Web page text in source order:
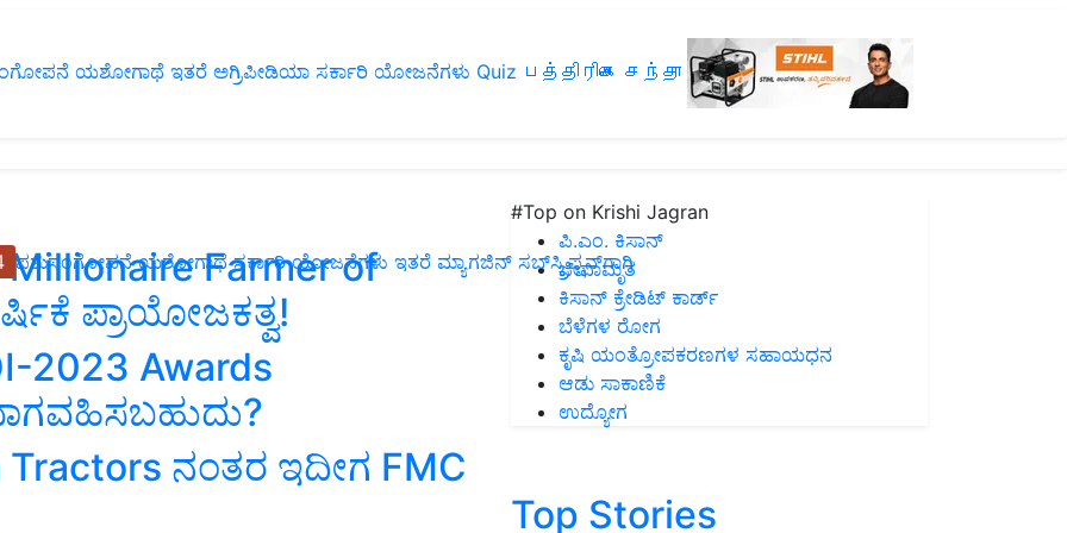
ಯಶೋಗಾಥೆ ಇತರೆ ಅಗ್ರಿಪೀಡಿಯಾ ಸರ್ಕಾರಿ ಯೋಜನೆಗಳು Quiz பத்திரிகை சந்தா
ಪಶುಸಂಗೋಪನೆ ಯಶೋಗಾಥೆ ಸರ್ಕಾರಿ ಯೋಜನೆಗಳು ಇತರೆ ಮ್ಯಾಗಜಿನ್‌ ಸಬ್‌ಸ್ಕ್ರಿಪ್ಷನ್‌ಗಾಗಿ
‘Millionaire Farmer of
ಪ್ರಾಯೋಜಕತ್ವ!
2023 Awards
ನಂತರ ಇದೀಗ FMC
#Top on Krishi Jagran
ಪಿ.ಎಂ. ಕಿಸಾನ್
ಜೀವಾಮೃತ
ಕಿಸಾನ್ ಕ್ರೇಡಿಟ್ ಕಾರ್ಡ್
ಬೆಳೆಗಳ ರೋಗ
ಕೃಷಿ ಯಂತ್ರೋಪಕರಣಗಳ ಸಹಾಯಧನ
ಆಡು ಸಾಕಾಣಿಕೆ
ಉದ್ಯೋಗ
Top Stories